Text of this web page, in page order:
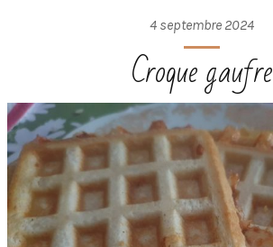
4 septembre 2024
Croque gaufre